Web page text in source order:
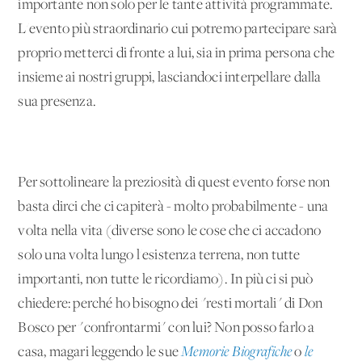
importante non solo per le tante attività programmate.
L'evento più straordinario cui potremo partecipare sarà
proprio metterci di fronte a lui, sia in prima persona che
insieme ai nostri gruppi, lasciandoci interpellare dalla
sua presenza.
Per sottolineare la preziosità di quest'evento forse non
basta dirci che ci capiterà - molto probabilmente - una
volta nella vita (diverse sono le cose che ci accadono
solo una volta lungo l'esistenza terrena, non tutte
importanti, non tutte le ricordiamo). In più ci si può
chiedere: perché ho bisogno dei "resti mortali" di Don
Bosco per "confrontarmi" con lui? Non posso farlo a
casa, magari leggendo le sueMemorie Biograficheo le